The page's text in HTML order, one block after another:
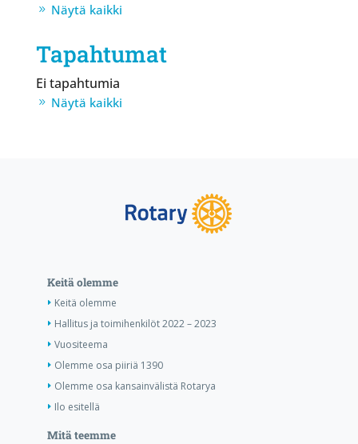
Näytä kaikki
Tapahtumat
Ei tapahtumia
Näytä kaikki
Keitä olemme
Keitä olemme
Hallitus ja toimihenkilöt 2022 – 2023
Vuositeema
Olemme osa piiriä 1390
Olemme osa kansainvälistä Rotarya
Ilo esitellä
Mitä teemme